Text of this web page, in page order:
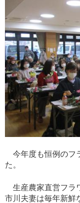
今年度も恒例のフ
た。
生産農家直営フラ
市川夫妻は毎年新鮮